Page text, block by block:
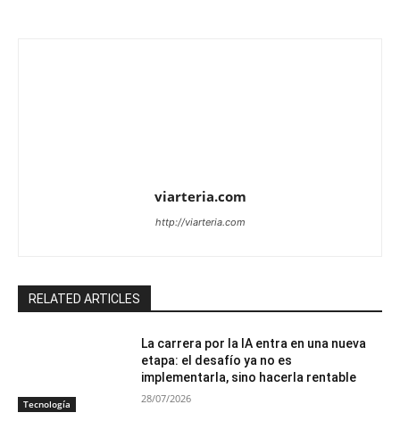
viarteria.com
http://viarteria.com
RELATED ARTICLES
Tecnología
La carrera por la IA entra en una nueva
etapa: el desafío ya no es
implementarla, sino hacerla rentable
28/07/2026